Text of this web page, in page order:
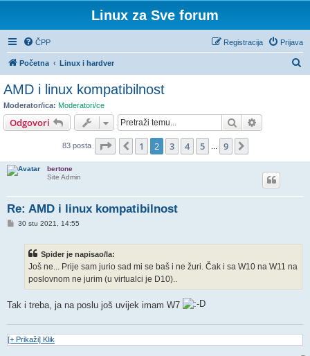
Linux za Sve forum
ČPP Prijava
Registracija
Početna Linux i hardver
ž
i
AMD i linux kompatibilnost
Moderator/ica: Moderatori/ce
Odgovori Pretražnik
83 posta Stranica: 2/
Prethodna
1 2 3 4 5 9
bertone
Site Admin
Re: AMD i linux kompatibilnost
P30 stu 2021, 14:55
Spider je napisao/la:
Još ne... Prije sam jurio sad mi se baš i ne žuri. Čak i sa W10 na W11 na
poslovnom ne jurim (u virtualci je D10)..
Tak i treba, ja na poslu još uvijek imam W7
[+ Prikaži] Klik